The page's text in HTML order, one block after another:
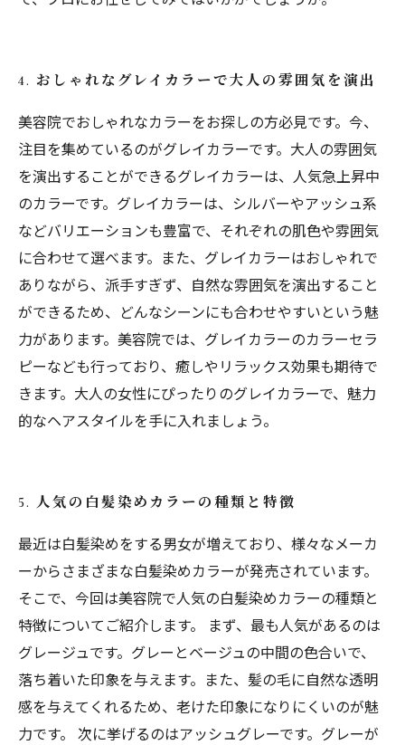
4. おしゃれなグレイカラーで大人の雰囲気を演出
美容院でおしゃれなカラーをお探しの方必見です。今、
注目を集めているのがグレイカラーです。大人の雰囲気
を演出することができるグレイカラーは、人気急上昇中
のカラーです。グレイカラーは、シルバーやアッシュ系
などバリエーションも豊富で、それぞれの肌色や雰囲気
に合わせて選べます。また、グレイカラーはおしゃれで
ありながら、派手すぎず、自然な雰囲気を演出すること
ができるため、どんなシーンにも合わせやすいという魅
力があります。美容院では、グレイカラーのカラーセラ
ピーなども行っており、癒しやリラックス効果も期待で
きます。大人の女性にぴったりのグレイカラーで、魅力
的なヘアスタイルを手に入れましょう。
5. 人気の白髪染めカラーの種類と特徴
最近は白髪染めをする男女が増えており、様々なメーカ
ーからさまざまな白髪染めカラーが発売されています。
そこで、今回は美容院で人気の白髪染めカラーの種類と
特徴についてご紹介します。 まず、最も人気があるのは
グレージュです。グレーとベージュの中間の色合いで、
落ち着いた印象を与えます。また、髪の毛に自然な透明
感を与えてくれるため、老けた印象になりにくいのが魅
力です。 次に挙げるのはアッシュグレーです。グレーが